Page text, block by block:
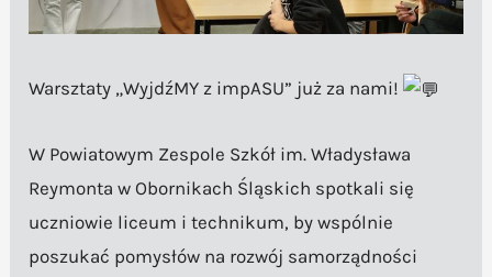
Warsztaty „WyjdźMY z impASU” już za nami!
W Powiatowym Zespole Szkół im. Władysława
Reymonta w Obornikach Śląskich spotkali się
uczniowie liceum i technikum, by wspólnie
poszukać pomysłów na rozwój samorządności